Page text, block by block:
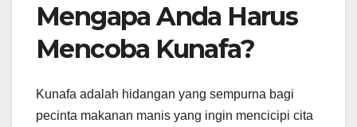
Mengapa Anda Harus
Mencoba Kunafa?
Kunafa adalah hidangan yang sempurna bagi
pecinta makanan manis yang ingin mencicipi cita